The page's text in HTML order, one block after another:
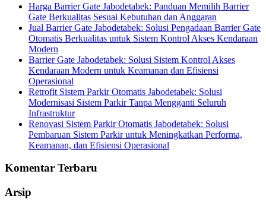
Harga Barrier Gate Jabodetabek: Panduan Memilih Barrier
Gate Berkualitas Sesuai Kebutuhan dan Anggaran
Jual Barrier Gate Jabodetabek: Solusi Pengadaan Barrier Gate
Otomatis Berkualitas untuk Sistem Kontrol Akses Kendaraan
Modern
Barrier Gate Jabodetabek: Solusi Sistem Kontrol Akses
Kendaraan Modern untuk Keamanan dan Efisiensi
Operasional
Retrofit Sistem Parkir Otomatis Jabodetabek: Solusi
Modernisasi Sistem Parkir Tanpa Mengganti Seluruh
Infrastruktur
Renovasi Sistem Parkir Otomatis Jabodetabek: Solusi
Pembaruan Sistem Parkir untuk Meningkatkan Performa,
Keamanan, dan Efisiensi Operasional
Komentar Terbaru
Arsip